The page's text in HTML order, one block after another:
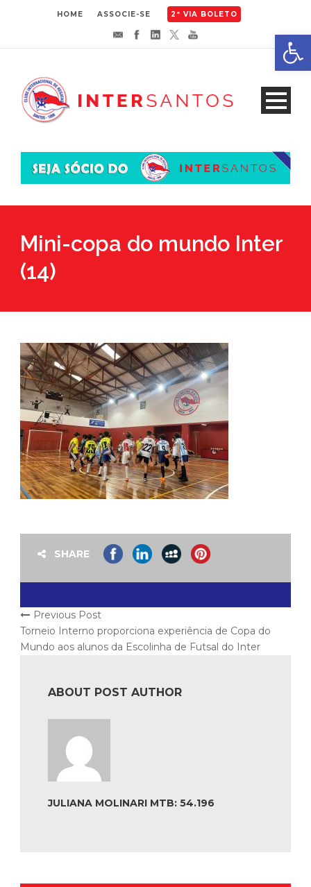
HOME ASSOCIE-SE 2ª VIA BOLETO
Mini-copa do mundo Inter
(14)
SHARE
Previous Post
Torneio Interno proporciona experiência de Copa do
Mundo aos alunos da Escolinha de Futsal do Inter
ABOUT POST AUTHOR
JULIANA MOLINARI MTB: 54.196
Abrir